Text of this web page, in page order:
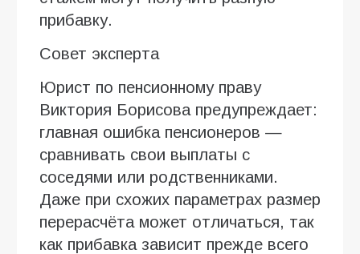
прибавку.
Совет эксперта
Юрист по пенсионному праву
Виктория Борисова предупреждает:
главная ошибка пенсионеров —
сравнивать свои выплаты с
соседями или родственниками.
Даже при схожих параметрах размер
перерасчёта может отличаться, так
как прибавка зависит прежде всего